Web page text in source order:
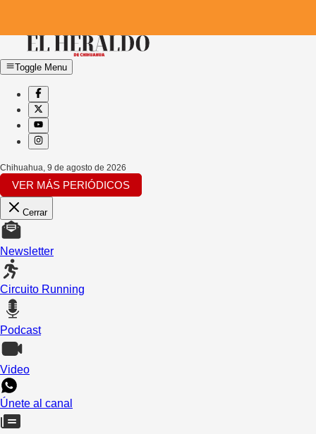
Toggle Menu
Chihuahua 9 de agosto de 2026
VER MÁS PERIÓDICOS
Cerrar
Newsletter
Circuito Running
Podcast
Video
Únete al canal